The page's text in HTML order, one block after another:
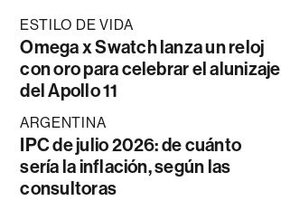
ESTILO DE VIDA
Omega x Swatch lanza un reloj
con oro para celebrar el alunizaje
del Apollo 11
ARGENTINA
IPC de julio 2026: de cuánto
sería la inflación, según las
consultoras